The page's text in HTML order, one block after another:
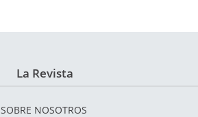
La Revista
SOBRE NOSOTROS